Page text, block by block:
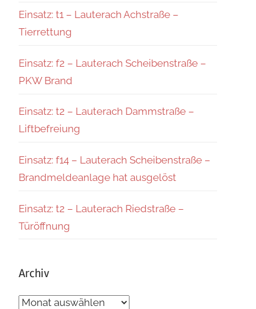
Einsatz: t1 – Lauterach Achstraße –
Tierrettung
Einsatz: f2 – Lauterach Scheibenstraße –
PKW Brand
Einsatz: t2 – Lauterach Dammstraße –
Liftbefreiung
Einsatz: f14 – Lauterach Scheibenstraße –
Brandmeldeanlage hat ausgelöst
Einsatz: t2 – Lauterach Riedstraße –
Türöffnung
Archiv
Archiv